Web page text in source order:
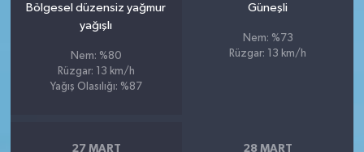
Bölgesel düzensiz yağmur
yağışlı
Nem: %80
Rüzgar: 13 km/h
Yağış Olasılığı: %87
Güneşli
Nem: %73
Rüzgar: 13 km/h
27 MART 28 MART